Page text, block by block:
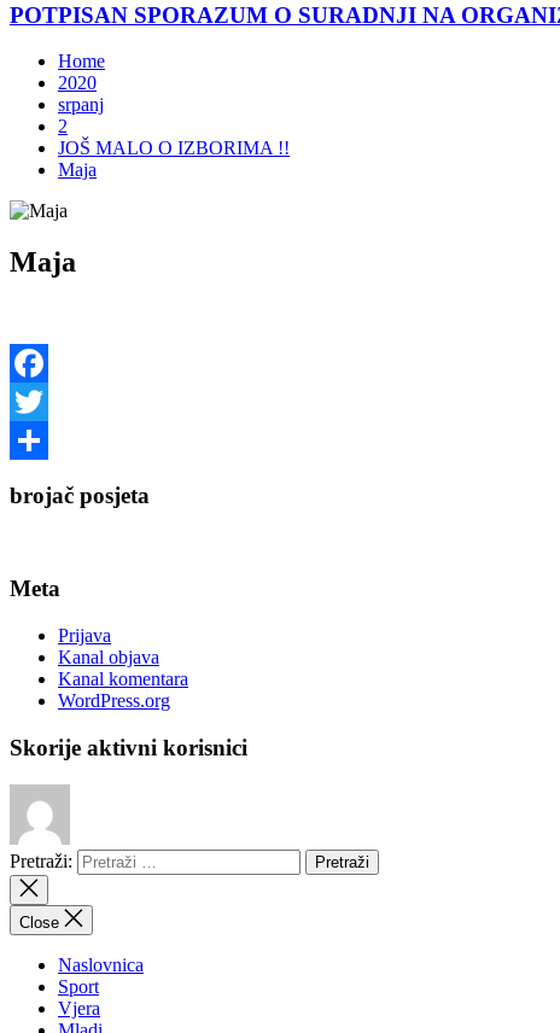
POTPISAN SPORAZUM O SURADNJI NA
Home
2020
srpanj
2
JOŠ MALO O IZBORIMA !!
Maja
Maja
Facebook
Twitter
brojač posjeta
Meta
Prijava
Kanal objava
Kanal komentara
WordPress.org
Skorije aktivni korisnici
Pretraži:
Close
Naslovnica
Sport
Vjera